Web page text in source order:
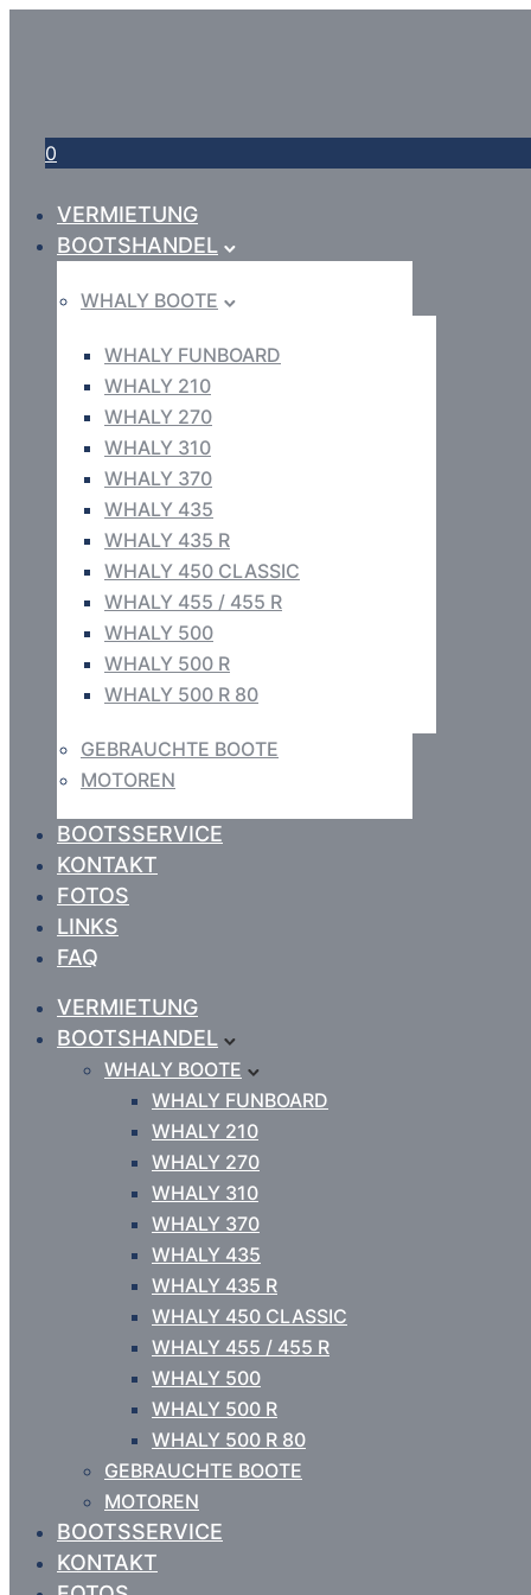
0
VERMIETUNG
BOOTSHANDEL
WHALY BOOTE
WHALY FUNBOARD
WHALY 210
WHALY 270
WHALY 310
WHALY 370
WHALY 435
WHALY 435 R
WHALY 450 CLASSIC
WHALY 455 / 455 R
WHALY 500
WHALY 500 R
WHALY 500 R 80
GEBRAUCHTE BOOTE
MOTOREN
BOOTSSERVICE
KONTAKT
FOTOS
LINKS
FAQ
VERMIETUNG
BOOTSHANDEL
WHALY BOOTE
WHALY FUNBOARD
WHALY 210
WHALY 270
WHALY 310
WHALY 370
WHALY 435
WHALY 435 R
WHALY 450 CLASSIC
WHALY 455 / 455 R
WHALY 500
WHALY 500 R
WHALY 500 R 80
GEBRAUCHTE BOOTE
MOTOREN
BOOTSSERVICE
KONTAKT